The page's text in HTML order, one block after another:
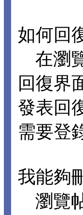
如何回
在瀏
回復界
發表回
需要登
我能夠
瀏覽